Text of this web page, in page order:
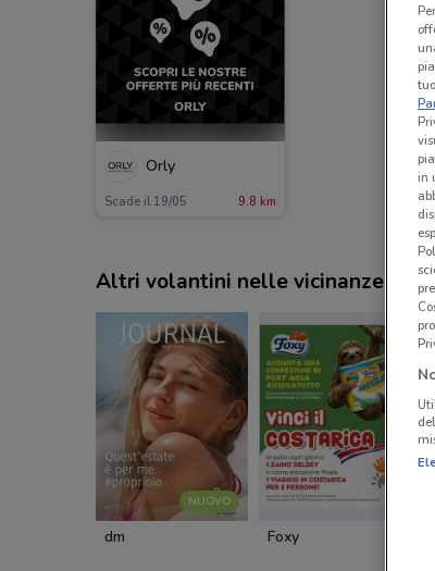
Orly
Scade il 19/05 9.8 km
Altri volantini nelle vicinanze
NUOVO
dm Foxy
in